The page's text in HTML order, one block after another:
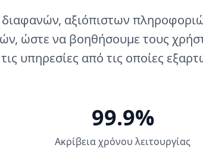
αξιόπιστων
ώστε να βοηθήσουμε τους
υπηρεσίες από τις οποίες
99.9%
Ακρίβεια χρόνου λειτουργίας